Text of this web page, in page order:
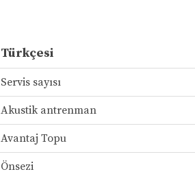
Türkçesi
Servis sayısı
Akustik antrenman
Avantaj Topu
Önsezi